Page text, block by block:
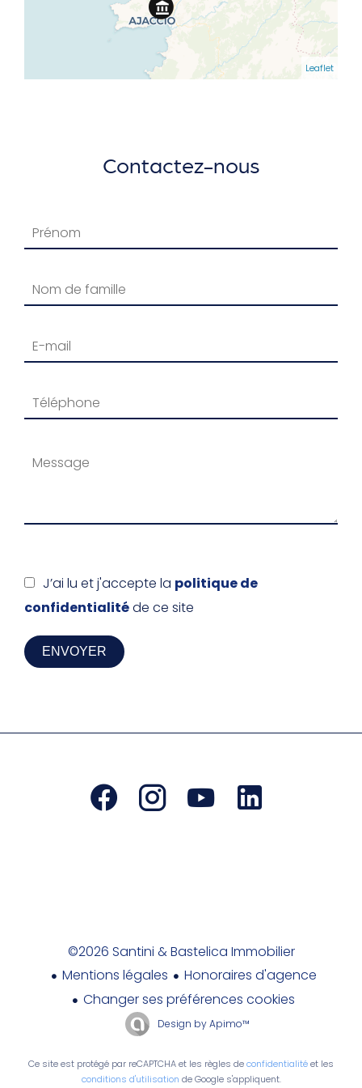
Leaflet
Contactez-nous
J’ai lu et j'accepte la politique de
confidentialitéde ce site
ENVOYER
©2026 Santini & Bastelica Immobilier
Mentions légales
Honoraires d'agence
Changer ses préférences cookies
Design byApimo™
Ce site est protégé par reCAPTCHA et les règles deconfidentialitéet les
conditions d'utilisation de Google s'appliquent.